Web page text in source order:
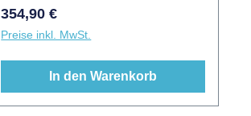
Türanschluss 470m (Rohrlänge
530mm)
Regulärer Preis:
354,90 €
Preise inkl. MwSt.
In den Warenkorb